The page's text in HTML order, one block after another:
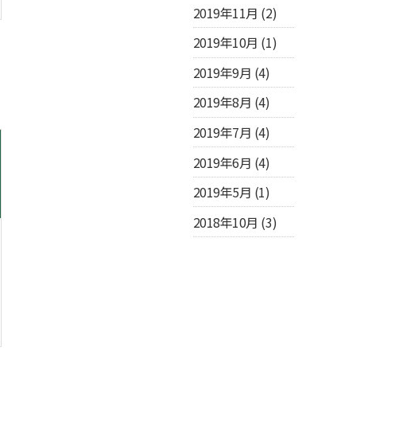
2019年11月 (2)
2019年10月 (1)
2019年9月 (4)
2019年8月 (4)
2019年7月 (4)
2019年6月 (4)
2019年5月 (1)
2018年10月 (3)